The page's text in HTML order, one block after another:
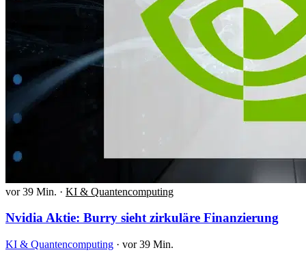
vor 39 Min. · KI & Quantencomputing
Nvidia Aktie: Burry sieht zirkuläre Finanzierung
KI & Quantencomputing · vor 39 Min.